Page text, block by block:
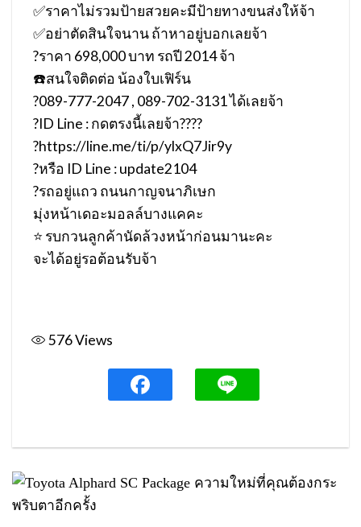
✅ราคาไม่รวมป้ายสวยคะมีป้ายทางขนส่งให้จ้า
✅อย่าตัดสินใจนาน ถ้าหาอยู่บอกเลยจ้า
?ราคา 698,000 บาท รถปี 2014 จ้า
☎️สนใจติดต่อ น้องใบเฟิร์น
?089-777-2047 , 089-702-3131 ได้เลยจ้า
?ID Line : กดตรงนี้เลยจ้า????
?https://line.me/ti/p/ylxQ7Jir9y
?หรือ ID Line : update2104
?รถอยู่แถว ถนนกาญจนาภิเษก
มุ่งหน้าเดอะมอลล์บางแคคะ
⭐️ รบกวนลูกค้านัดล้วงหน้าก่อนมานะคะ
จะได้อยู่รอต้อนรับจ้า
576Views